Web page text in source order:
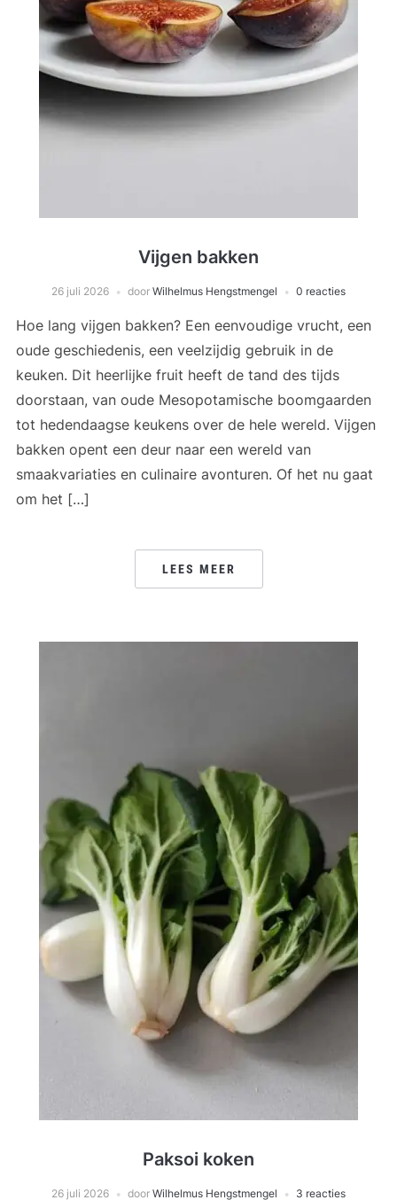
Vijgen bakken
26 juli 2026 door Wilhelmus Hengstmengel 0 reacties
Hoe lang vijgen bakken? Een eenvoudige vrucht, een
oude geschiedenis, een veelzijdig gebruik in de
keuken. Dit heerlijke fruit heeft de tand des tijds
doorstaan, van oude Mesopotamische boomgaarden
tot hedendaagse keukens over de hele wereld. Vijgen
bakken opent een deur naar een wereld van
smaakvariaties en culinaire avonturen. Of het nu gaat
om het […]
LEES MEER
Paksoi koken
26 juli 2026 door Wilhelmus Hengstmengel 3 reacties